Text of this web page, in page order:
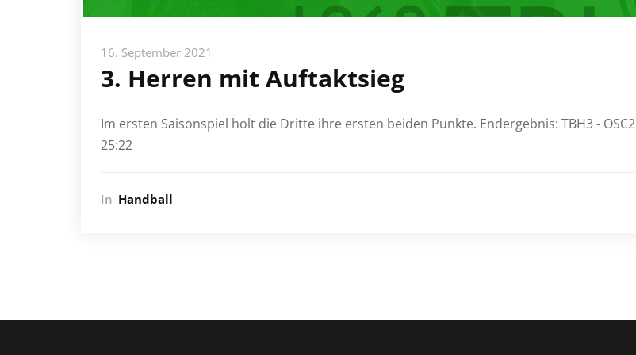
16. September 2021
3. Herren mit Auftaktsieg
Im ersten Saisonspiel holt die Dritte ihre ersten beiden Punkte. Endergebnis: TBH3 - OSC2
25:22
In Handball